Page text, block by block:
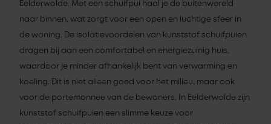
Eelderwolde. Met een schuifpui haal je de buitenwereld
naar binnen, wat zorgt voor een open en luchtige sfeer in
de woning. De isolatievoordelen van kunststof schuifpuien
dragen bij aan een comfortabel en energiezuinig huis,
waardoor je minder afhankelijk bent van verwarming en
koeling. Dit is niet alleen goed voor het milieu, maar ook
voor de portemonnee van de bewoners. In Eelderwolde zijn
kunststof schuifpuien een slimme keuze voor